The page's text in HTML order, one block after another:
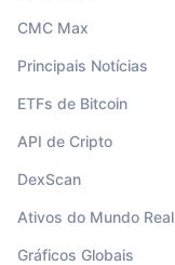
CMC Max
Principais Notícias
ETFs de Bitcoin
API de Cripto
DexScan
Ativos do Mundo Real
Gráficos Globais